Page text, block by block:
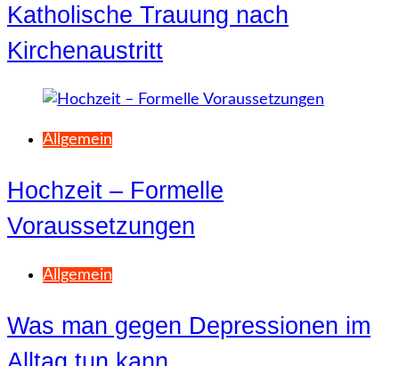
Katholische Trauung nach
Kirchenaustritt
Allgemein
Hochzeit – Formelle
Voraussetzungen
Allgemein
Was man gegen Depressionen im